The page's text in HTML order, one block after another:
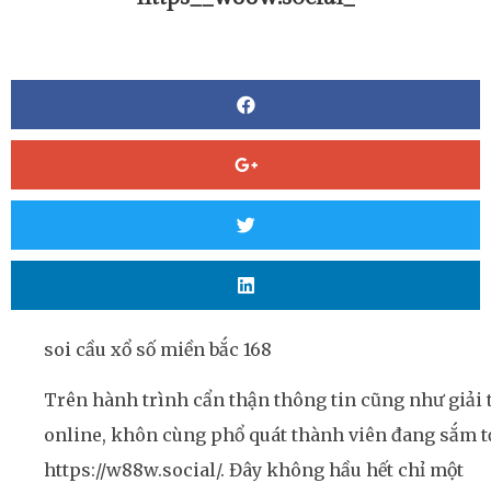
soi cầu xổ số miền bắc 168
Trên hành trình cẩn thận thông tin cũng như giải
online, khôn cùng phổ quát thành viên đang sắm
https://w88w.social/. Đây không hầu hết chỉ một